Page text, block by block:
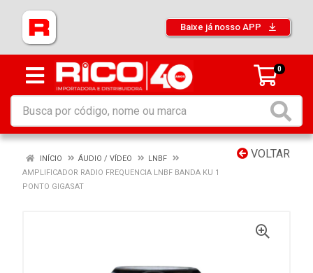
Baixe já nosso APP
0
VOLTAR
INÍCIO ÁUDIO / VÍDEO
LNBF
AMPLIFICADOR RADIO FREQUENCIA LNBF BANDA KU 1
PONTO GIGASAT